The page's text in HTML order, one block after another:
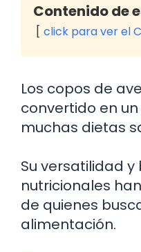
Contenido de
click para ver el
Los copos de
convertido en
muchas dietas
Su versatilidad y
nutricionales
de quienes
alimentación.